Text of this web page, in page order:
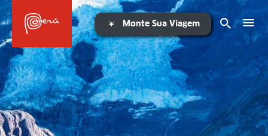
Monte Sua Viagem